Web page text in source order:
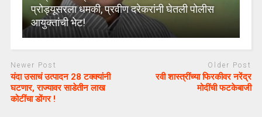
प्रोड्यूसरला धमकी, प्रवीण दरेकरांनी घेतली पोलीस
आयुक्तांची भेट!
Newer Post
यंदा उसाचं उत्पादन 28 टक्क्यांनी
घटणार, राज्यावर साडेतीन लाख
कोटींचा डोंगर !
Older Post
रवी शास्त्रींच्या फिरकीवर नरेंद्र
मोदींची फटकेबाजी